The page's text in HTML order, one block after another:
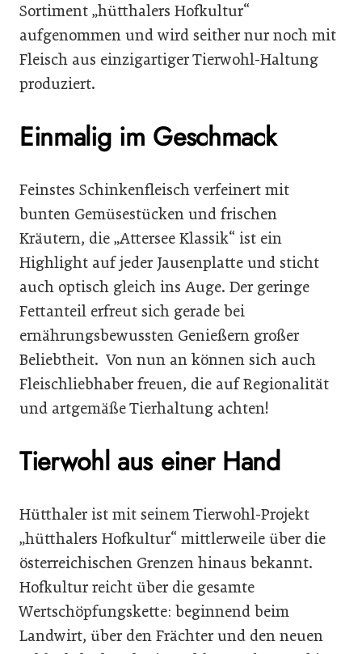
Sortiment „hütthalers Hofkultur“
aufgenommen und wird seither nur noch mit
Fleisch aus einzigartiger Tierwohl-Haltung
produziert.
Einmalig im Geschmack
Feinstes Schinkenfleisch verfeinert mit
bunten Gemüsestücken und frischen
Kräutern, die „Attersee Klassik“ ist ein
Highlight auf jeder Jausenplatte und sticht
auch optisch gleich ins Auge. Der geringe
Fettanteil erfreut sich gerade bei
ernährungsbewussten Genießern großer
Beliebtheit. Von nun an können sich auch
Fleischliebhaber freuen, die auf Regionalität
und artgemäße Tierhaltung achten!
Tierwohl aus einer Hand
Hütthaler ist mit seinem Tierwohl-Projekt
„hütthalers Hofkultur“ mittlerweile über die
österreichischen Grenzen hinaus bekannt.
Hofkultur reicht über die gesamte
Wertschöpfungskette: beginnend beim
Landwirt, über den Frächter und den neuen